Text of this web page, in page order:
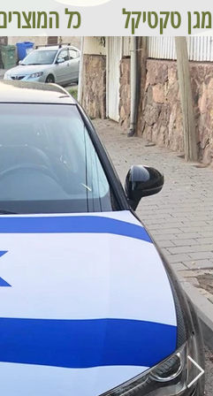
מגן טקטיקל כל